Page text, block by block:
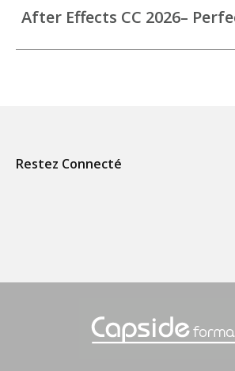
Projets
After Effects CC 2026–
Restez Connecté